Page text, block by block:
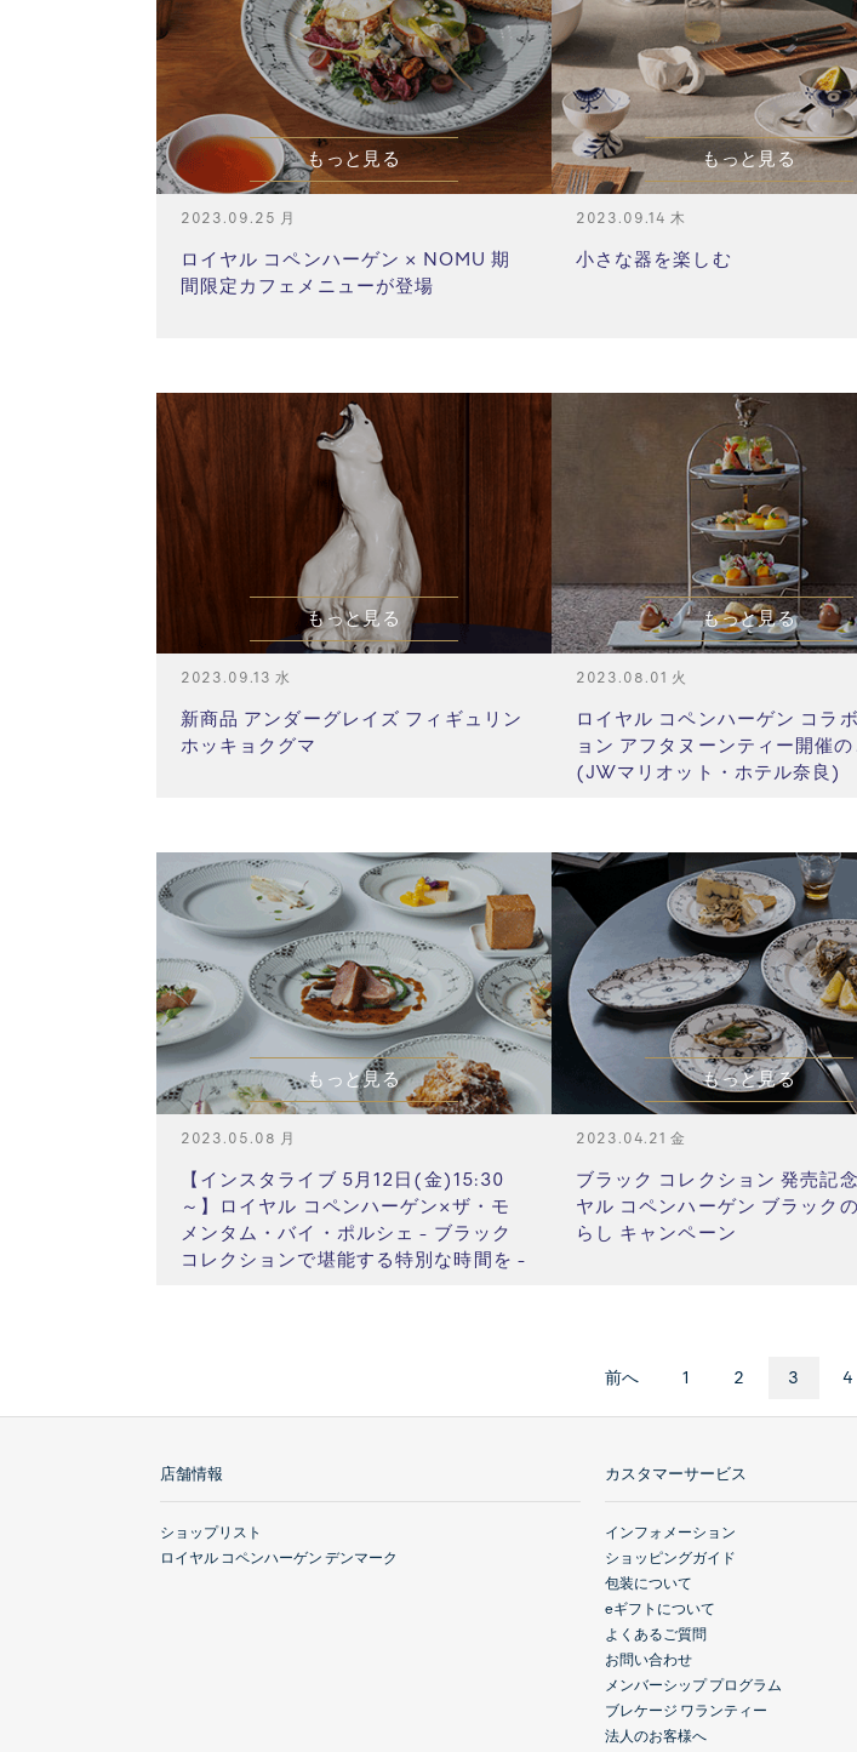
もっと見る
2023.09.25 月
ロイヤル コペンハーゲン × NOMU 期
間限定カフェメニューが登場
もっと見る
2023.09.14 木
小さな器を楽しむ
もっと見る
2023.09.13 水
新商品 アンダーグレイズ フィギュリン
ホッキョクグマ
もっと見る
2023.08.01 火
ロイヤル コペンハーゲン コラ
ョン アフタヌーンティー開催
(JWマリオット・ホテル奈良)
もっと見る
2023.05.08 月
【インスタライブ 5月12日(金)15:30
～】ロイヤル コペンハーゲン×ザ・モ
メンタム・バイ・ポルシェ - ブラック
コレクションで堪能する特別な時間を -
もっと見る
2023.04.21 金
ブラック コレクション 発売記
ヤル コペンハーゲン ブラック
らし キャンペーン
前へ 1 2 3 4
店舗情報
ショップリスト
ロイヤル コペンハーゲン デンマーク
カスタマーサービス
インフォメーション
ショッピングガイド
包装について
eギフトについて
よくあるご質問
お問い合わせ
メンバーシップ プログラム
ブレケージ ワランティー
法人のお客様へ